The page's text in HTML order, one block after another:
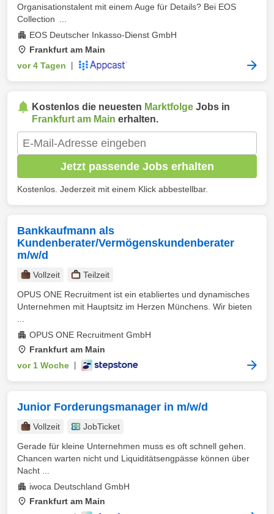
Organisationstalent mit einem Auge für Details? Bei EOS
Collection ...
EOS Deutscher Inkasso-Dienst GmbH
Frankfurt am Main
vor 4 Tagen
Kostenlos die neuesten Marktfolge Jobs in
Frankfurt am Main erhalten.
Jetzt passende Jobs erhalten
Kostenlos. Jederzeit mit einem Klick abbestellbar.
Bankkaufmann als
Kundenberater/Vermögenskundenberater
m/w/d
Vollzeit
Teilzeit
OPUS ONE Recruitment ist ein etabliertes und dynamisches
Unternehmen mit Hauptsitz im Herzen Münchens. Wir bieten
OPUS ONE Recruitment GmbH
Frankfurt am Main
vor 1 Woche
Junior Forderungsmanager in m/w/d
Vollzeit
JobTicket
Gerade für kleine Unternehmen muss es oft schnell gehen.
Chancen warten nicht und Liquiditätsengpässe können über
Nacht ...
iwoca Deutschland GmbH
Frankfurt am Main